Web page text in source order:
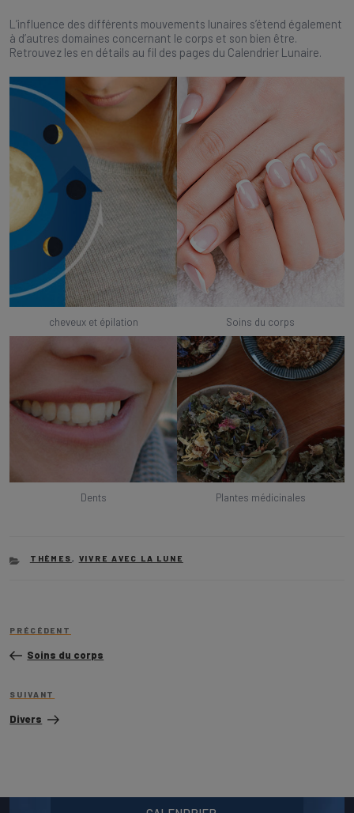
L’influence des différents mouvements lunaires s’étend également
à d’autres domaines concernant le corps et son bien être.
Retrouvez les en détails au fil des pages du Calendrier Lunaire.
cheveux et épilation Soins du corps
Dents Plantes médicinales
CATEGORIES
THÈMES , VIVRE AVEC LA LUNE
de
l’article
Article
PRÉCÉDENT
Soins du corps
Article
SUIVANT
Divers